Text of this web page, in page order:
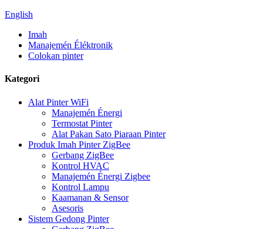
English
Imah
Manajemén Éléktronik
Colokan pinter
Kategori
Alat Pinter WiFi
Manajemén Énergi
Termostat Pinter
Alat Pakan Sato Piaraan Pinter
Produk Imah Pinter ZigBee
Gerbang ZigBee
Kontrol HVAC
Manajemén Énergi Zigbee
Kontrol Lampu
Kaamanan & Sensor
Asesoris
Sistem Gedong Pinter